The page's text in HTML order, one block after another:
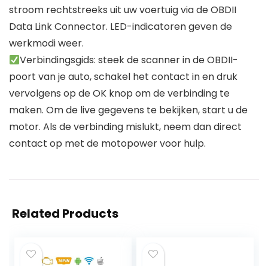
stroom rechtstreeks uit uw voertuig via de OBDII
Data Link Connector. LED-indicatoren geven de
werkmodi weer.
Verbindingsgids: steek de scanner in de OBDII-
poort van je auto, schakel het contact in en druk
vervolgens op de OK knop om de verbinding te
maken. Om de live gegevens te bekijken, start u de
motor. Als de verbinding mislukt, neem dan direct
contact op met de motopower voor hulp.
Related Products